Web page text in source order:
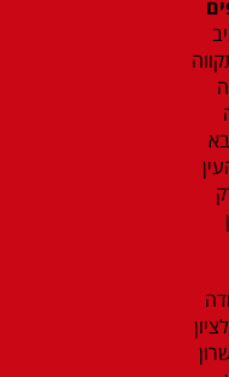
גן